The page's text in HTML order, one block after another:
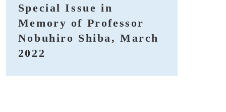
Special Issue in
Memory of Professor
Nobuhiro Shiba, March
2022